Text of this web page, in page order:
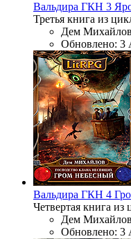
Вальдира ГКН 3
Третья книга из
Дем Михайлов
Обновлено: 3
Вальдира ГКН 4
Четвертая книга
Дем Михайлов
Обновлено: 3